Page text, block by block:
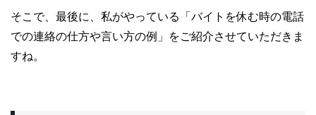
そこで、最後に、私がやっている「バイトを休む時の電話
での連絡の仕方や言い方の例」をご紹介させていただきま
すね。